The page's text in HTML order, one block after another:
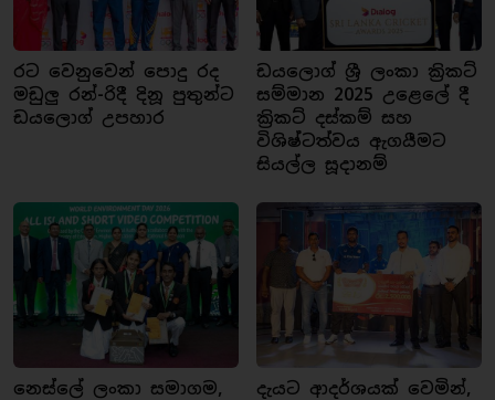
රට වෙනුවෙන් පොදු රද
මඩුලු රන්-රිදී දිනූ පුතුන්ට
ඩයලොග් උපහාර
ඩයලොග් ශ්‍රී ලංකා ක්‍රිකට්
සම්මාන 2025 උළෙලේ දී
ක්‍රිකට් දස්කම් සහ
විශිෂ්ටත්වය ඇගයීමට
සියල්ල සූදානම්
නෙස්ලේ ලංකා සමාගම,
දැයට ආදර්ශයක් වෙමින්,